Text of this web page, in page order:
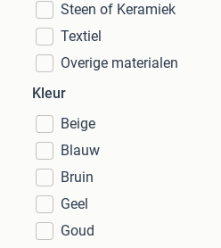
Steen of Keramiek
Textiel
Overige materialen
Kleur
Beige
Blauw
Bruin
Geel
Goud